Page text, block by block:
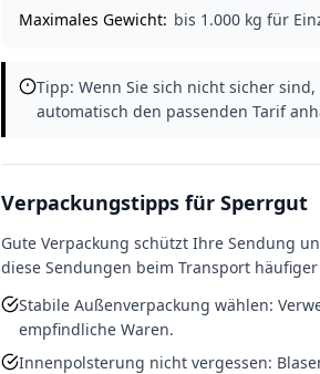
Maximales Gewicht: bis 1.000 kg für
Tipp: Wenn Sie sich nicht sicher
automatisch den passenden Tarif
Verpackungstipps für Sperrgut
Gute Verpackung schützt Ihre Sendung
diese Sendungen beim Transport
Stabile Außenverpackung wählen:
empfindliche Waren.
Innenpolsterung nicht vergessen: